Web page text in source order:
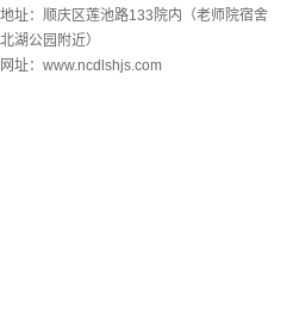
地址：顺庆区莲池路133院内（老师院宿舍
北湖公园附近）
网址：www.ncdlshjs.com